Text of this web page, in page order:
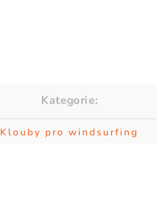
Kategorie:
Klouby pro windsurfing